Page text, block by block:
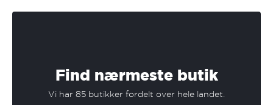
Find nærmeste butik
Vi har 85 butikker fordelt over hele landet.